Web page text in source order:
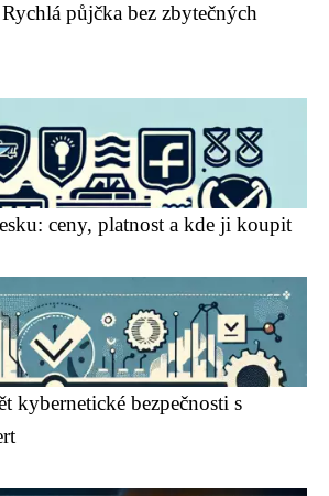
půjčka bez zbytečných
ceny, platnost a kde ji koupit
kybernetické bezpečnosti s